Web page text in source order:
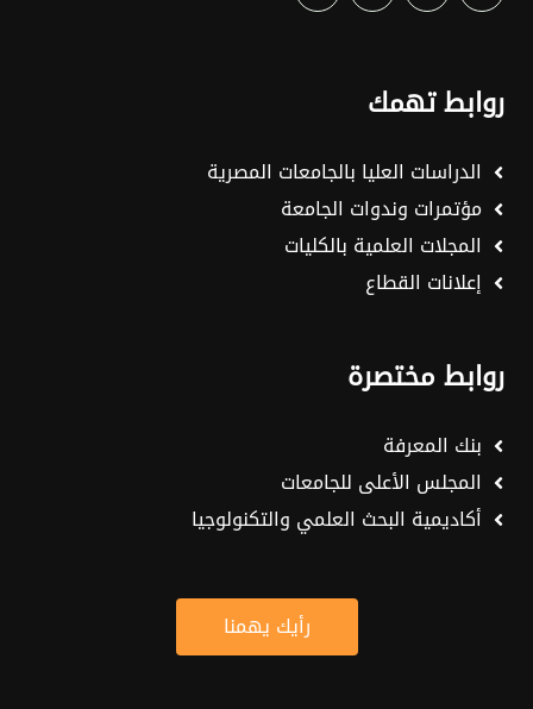
روابط تهمك
الدراسات العليا بالجامعات المصرية
مؤتمرات وندوات الجامعة
المجلات العلمية بالكليات
إعلانات القطاع
روابط مختصرة
بنك المعرفة
المجلس الأعلى للجامعات
أكاديمية البحث العلمي والتكنولوجيا
رأيك يهمنا